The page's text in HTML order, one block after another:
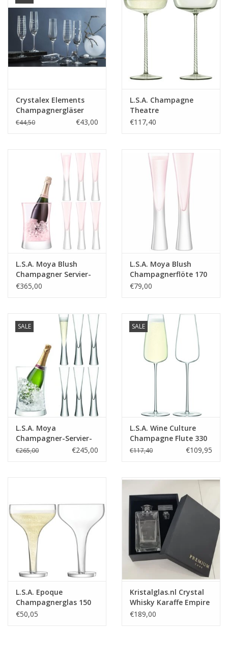
Crystalex Elements
Champagnergläser
190ml
€44,50 €43,00
L.S.A. Champagne
Theatre
Champagnerglas 190
€117,40
L.S.A. Moya Blush
Champagner Servier-
Set mit 7 Teilen
€365,00
L.S.A. Moya Blush
Champagnerflöte 170
ml 2er Set
€79,00
SALE
L.S.A. Moya
Champagner-Servier-
Set, 7 Stück
€265,00 €245,00
SALE
L.S.A. Wine Culture
Champagne Flute 330
ml Set van 2 Stuks
€117,40 €109,95
L.S.A. Epoque
Champagnerglas 150
ml 2er-Set - Copy
€50,05
Kristalglas.nl Crystal
Whisky Karaffe Empire
750ml - In
€189,00